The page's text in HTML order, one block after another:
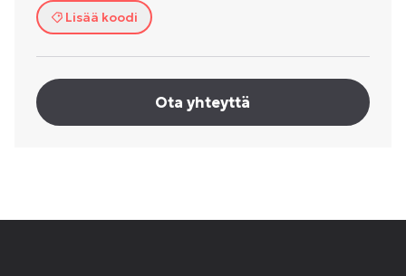
Lisää koodi
Ota yhteyttä